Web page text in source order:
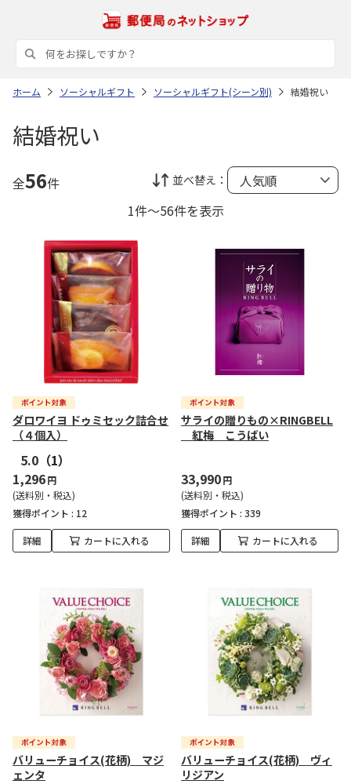
ホーム ソーシャルギフト ソーシャルギフト(シーン別) 結婚祝い
結婚祝い
全56件 並べ替え：
1件～56件を表示
ダロワイヨ ドゥミセック詰合せ
（４個入）
5.0 （1）
1,296円
(送料別・税込)
獲得ポイント : 12
詳細 カートに入れる
サライの贈りもの×RINGBELL
紅梅 こうばい
33,990円
(送料別・税込)
獲得ポイント : 339
詳細 カートに入れる
バリューチョイス(花柄) マジ
ェンタ
バリューチョイス(花柄) ヴィ
リジアン